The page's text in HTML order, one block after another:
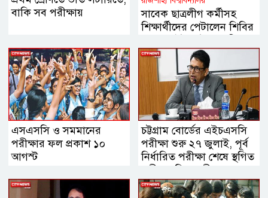
বাকি সব পরীক্ষায়
সাবেক ছাত্রলীগ কর্মীসহ
শিক্ষার্থীদের পেটালেন শিবির
এসএসসি ও সমমানের
পরীক্ষার ফল প্রকাশ ১০
আগস্ট
চট্টগ্রাম বোর্ডের এইচএসসি
পরীক্ষা শুরু ২৭ জুলাই, পূর্ব
নির্ধারিত পরীক্ষা শেষে স্থগিত
পরীক্ষা: শিক্ষামন্ত্রী